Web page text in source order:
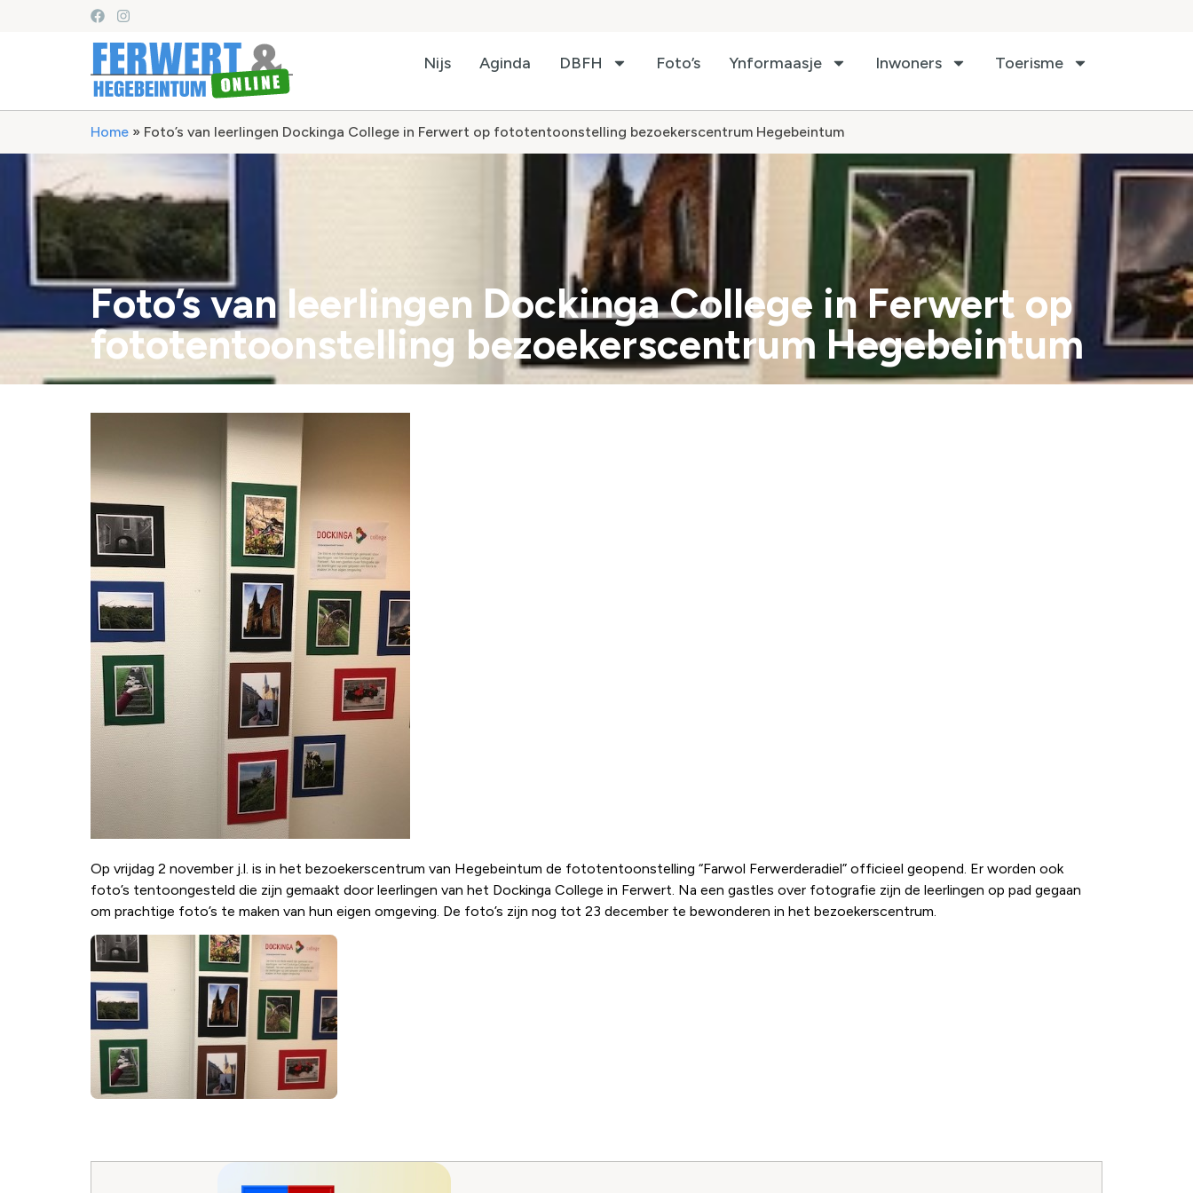
Nijs Aginda DBFH Foto’s Ynformaasje Inwoners Toerisme
Home » Foto’s van leerlingen Dockinga College in Ferwert op fototentoonstelling bezoekerscentrum Hegebeintum
Foto’s van leerlingen Dockinga College in Ferwert op
fototentoonstelling bezoekerscentrum Hegebeintum
Op vrijdag 2 november j.l. is in het bezoekerscentrum van Hegebeintum de fototentoonstelling “Farwol Ferwerderadiel” officieel geopend. Er worden ook
foto’s tentoongesteld die zijn gemaakt door leerlingen van het Dockinga College in Ferwert. Na een gastles over fotografie zijn de leerlingen op pad gegaan
om prachtige foto’s te maken van hun eigen omgeving. De foto’s zijn nog tot 23 december te bewonderen in het bezoekerscentrum.